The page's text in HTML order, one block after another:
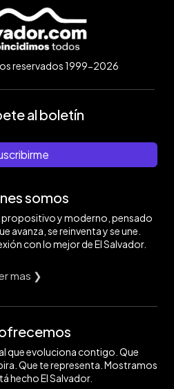
reservados 1999-2026
al boletín
somos
y moderno, pensado
avanza, se reinventa y se une.
con lo mejor de El Salvador.
mas ❯
que evoluciona contigo. Que
Que te representa. Mostramos
hecho El Salvador.